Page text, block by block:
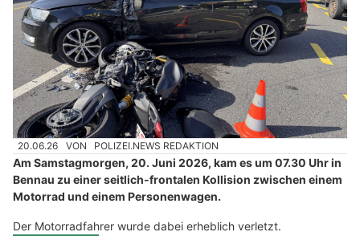
20.06.26 VON POLIZEI.NEWS REDAKTION
Am Samstagmorgen, 20. Juni 2026, kam es um 07.30 Uhr in
Bennau zu einer seitlich-frontalen Kollision zwischen einem
Motorrad und einem Personenwagen.
Der Motorradfahrer wurde dabei erheblich verletzt.